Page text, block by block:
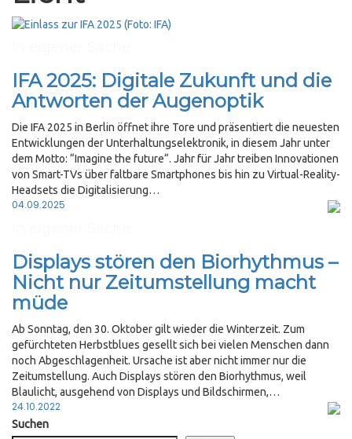
IFA 2025: Digitale Zukunft und die
Antworten der Augenoptik
Die IFA 2025 in Berlin öffnet ihre Tore und präsentiert die neuesten
Entwicklungen der Unterhaltungselektronik, in diesem Jahr unter
dem Motto: “Imagine the future“. Jahr für Jahr treiben Innovationen
von Smart-TVs über faltbare Smartphones bis hin zu Virtual-Reality-
Headsets die Digitalisierung…
Posted
04.09.2025
Displays stören den Biorhythmus –
Nicht nur Zeitumstellung macht
müde
Ab Sonntag, den 30. Oktober gilt wieder die Winterzeit. Zum
gefürchteten Herbstblues gesellt sich bei vielen Menschen dann
noch Abgeschlagenheit. Ursache ist aber nicht immer nur die
Zeitumstellung. Auch Displays stören den Biorhythmus, weil
Blaulicht, ausgehend von Displays und Bildschirmen,…
Posted
on
24.10.2022
Suchen